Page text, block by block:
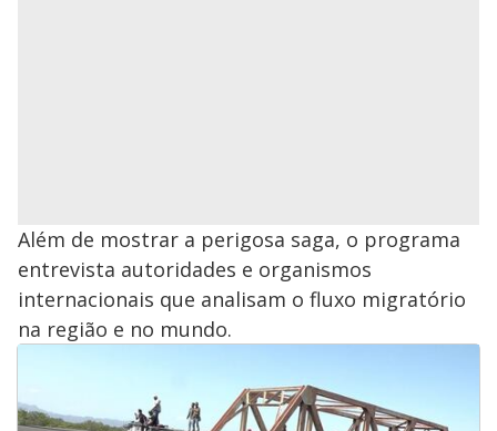
Além de mostrar a perigosa saga, o programa
entrevista autoridades e organismos
internacionais que analisam o fluxo migratório
na região e no mundo.